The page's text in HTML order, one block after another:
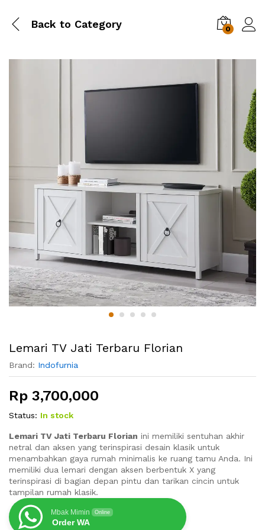
Back to Category 0
Lemari TV Jati Terbaru Florian
Brand: Indofurnia
Rp 3,700,000
Status: In stock
Lemari TV Jati Terbaru Florian ini memiliki sentuhan akhir
netral dan aksen yang terinspirasi desain klasik untuk
menambahkan gaya rumah minimalis ke ruang tamu Anda. Ini
memiliki dua lemari dengan aksen berbentuk X yang
terinspirasi di bagian depan pintu dan tarikan cincin untuk
tampilan rumah klasik.
Mbak Mimin Online
Order WA